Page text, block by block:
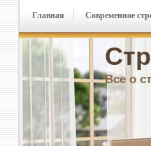
Все о
Главная Современное